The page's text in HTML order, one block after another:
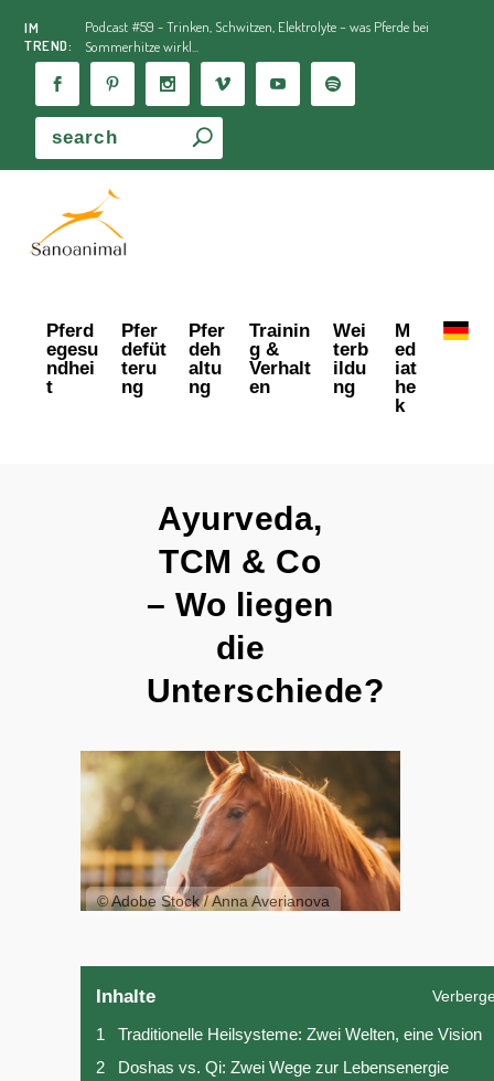
IM
TREND:
Podcast #59 - Trinken, Schwitzen, Elektrolyte – was Pferde bei
Sommerhitze wirkl...
Pferd
egesu
ndhei
t
Pfer
defüt
teru
ng
Pfer
deh
altu
ng
Trainin
g &
Verhalt
en
Wei
terb
ildu
ng
M
ed
iat
he
k
Ayurveda,
TCM & Co
– Wo liegen
die
Unterschiede?
© Adobe Stock / Anna Averianova
Inhalte
1
Traditionelle Heilsysteme: Zwei Welten, eine Vision
2
Doshas vs. Qi: Zwei Wege zur Lebensenergie